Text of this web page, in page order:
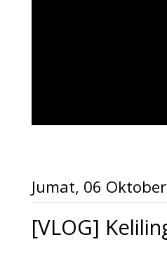
Jumat, 06
[VLOG]